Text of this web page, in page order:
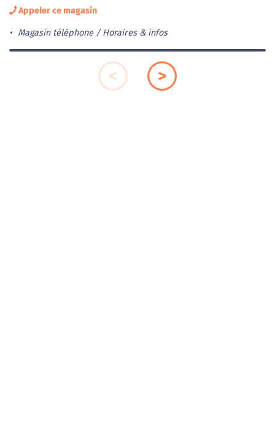
Appeler ce magasin
Magasin téléphone Horaires & infos